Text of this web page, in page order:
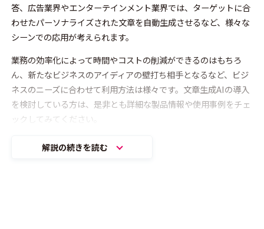
答、広告業界やエンターテインメント業界では、ターゲットに合
わせたパーソナライズされた文章を自動生成させるなど、様々な
シーンでの応用が考えられます。
業務の効率化によって時間やコストの削減ができるのはもちろ
ん、新たなビジネスのアイディアの壁打ち相手となるなど、ビジ
ネスのニーズに合わせて利用方法は様々です。文章生成AIの導入
を検討している方は、是非とも詳細な製品情報や使用事例をチェ
ックしてみてください。
解説の続きを読む